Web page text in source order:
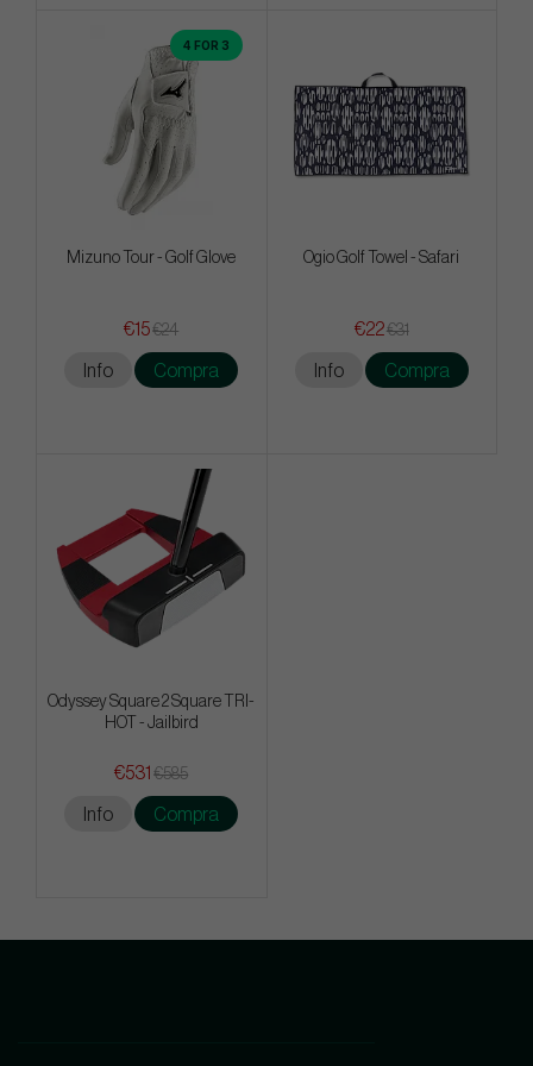
4 FOR 3
Mizuno Tour - Golf Glove
€15€24
Info Compra
Ogio Golf Towel - Safari
€22€31
Info Compra
Odyssey Square 2 Square TRI-
HOT - Jailbird
€531 €585
Info Compra